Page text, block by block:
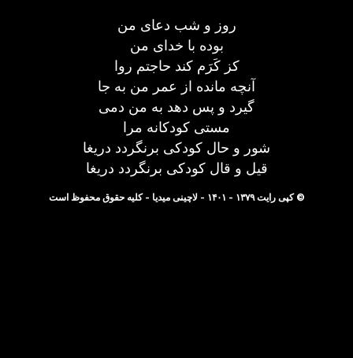
روز و شب دعای من
بوده با خدای من
کز کَرَم کند حاجتم روا
آنچه مانده از عمر من به جا
گیرد و پس دهد به من دمی
مستی کودکانه مرا
شور و حال کودکی برنگردد دریغا
قیل و قال کودکی برنگردد دریغا
© کپی رایت ۱۳۷۹ - ۱۴۰۱ - لاچینی میدیا - کلیه حقوق محفوظ است